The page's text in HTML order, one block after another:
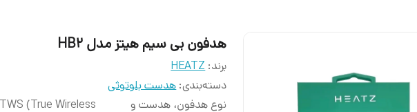
هدفون بی سیم هیتز مدل HB2
برند: HEATZ
دسته‌بندی:هدست بلوتوثی
نوع هدفون، هدست و
TWS (True Wireless